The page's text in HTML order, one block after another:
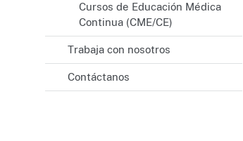
Cursos de Educación Médica
Continua (CME/CE)
Trabaja con nosotros
Contáctanos